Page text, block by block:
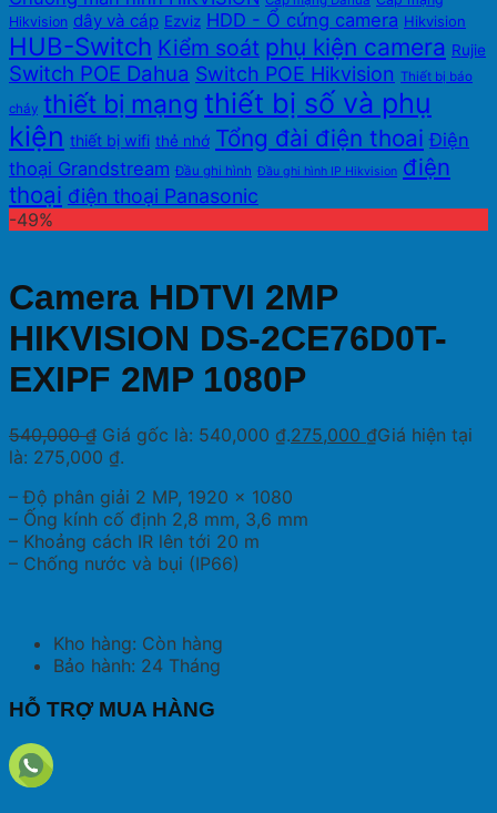
Hikvision dây và cáp Ezviz HDD - Ổ cứng camera Hikvision
HUB-Switch Kiểm soát phụ kiện camera Rujie
Switch POE Dahua Switch POE Hikvision Thiết bị báo
cháy thiết bị mạng thiết bị số và phụ
kiện thiết bị wifi thẻ nhớ Tổng đài điện thoai Điện
thoại Grandstream Đầu ghi hình Đầu ghi hình IP Hikvision điện
thoại điện thoại Panasonic
-49%
Camera HDTVI 2MP
HIKVISION DS-2CE76D0T-
EXIPF 2MP 1080P
540,000₫ Giá gốc là: 540,000 ₫.275,000 ₫Giá hiện tại
là: 275,000 ₫.
– Độ phân giải 2 MP, 1920 × 1080
– Ống kính cố định 2,8 mm, 3,6 mm
– Khoảng cách IR lên tới 20 m
– Chống nước và bụi (IP66)
Kho hàng: Còn hàng
Bảo hành: 24 Tháng
HỖ TRỢ MUA HÀNG